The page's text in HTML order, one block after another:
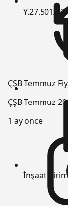
ÇŞB Temmuz
ÇŞB Temmuz
1 ay önce
Y.27.501/02
İnşaat